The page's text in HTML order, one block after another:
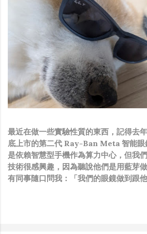
最近在做一些實驗性質的東西，記得去
底上市的第二代 Ray-Ban Meta 智能眼
是依賴智慧型手機作為算力中心，但我
技術很感興趣，因為聽說他們是用藍芽
有同事隨口問我：「我們的眼鏡做到跟